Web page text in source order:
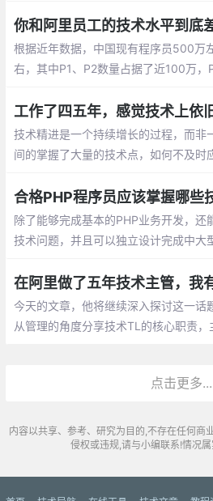
代，与高质量系统化提升导致的学习资
根据近年数据，中国现有程序员500万
右，其中P1、P2数量占据了近100万，
万。80后是企业的技术支柱，90后已
逐步成为企业的中坚力量
工作了四五年，感觉技术上依
技术精进是一个持续增长的过程，而非
间的掌握了大量的技术点，如何不及时
合格PHP程序员应该掌握哪些
除了能够完成基本的PHP业务开发，还
技术问题，并且可以独立设计完成中大
今天的文章，他将继续深入探讨这一话
从管理的角度分享技术TL的核心职责，
点击更多...
内容以共享、参考、研究为目的,不存在任何商
侵权或违规,请与小编联系!情况